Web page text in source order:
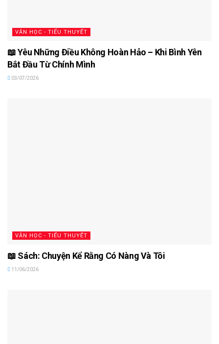
VĂN HỌC - TIỂU THUYẾT
📖 Yêu Những Điều Không Hoàn Hảo – Khi Bình Yên
Bắt Đầu Từ Chính Mình
03/07/2026
VĂN HỌC - TIỂU THUYẾT
📖 Sách: Chuyện Kể Rằng Có Nàng Và Tôi
11/06/2026